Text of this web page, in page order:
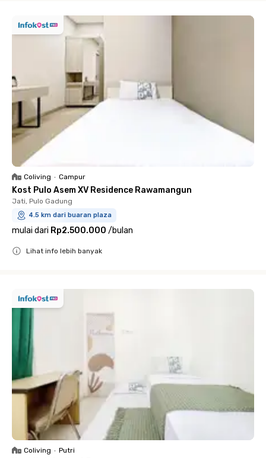
Coliving • Campur
Kost Pulo Asem XV Residence Rawamangun
Jati, Pulo Gadung
4.5 km dari buaran plaza
mulai dari Rp2.500.000 /bulan
Lihat info lebih banyak
Coliving • Putri